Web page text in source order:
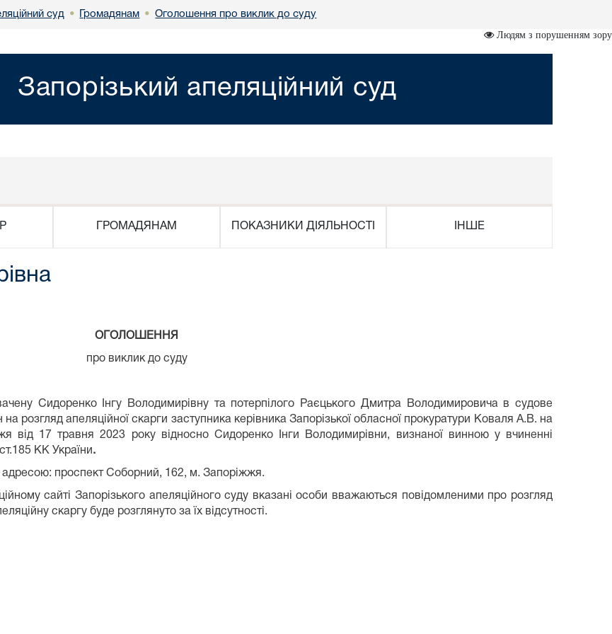
суд • Громадянам • Оголошення про виклик до суду
Людям з порушенням зору
Запорізький апеляційний суд
ГРОМАДЯНАМ ПОКАЗНИКИ ДІЯЛЬНОСТІ ІНШЕ
ОГОЛОШЕННЯ
про виклик до суду
Сидоренко Інгу Володимирівну та потерпілого Раєцького Дмитра Володимировича в судове
розгляд апеляційної скарги заступника керівника Запорізької обласної прокуратури Коваля А.В. на
від 17 травня 2023 року відносно Сидоренко Інги Володимирівни, визнаної винною у вчиненні
КК України.
адресою: проспект Соборний, 162, м. Запоріжжя.
сайті Запорізького апеляційного суду вказані особи вважаються повідомленими про розгляд
скаргу буде розглянуто за їх відсутності.